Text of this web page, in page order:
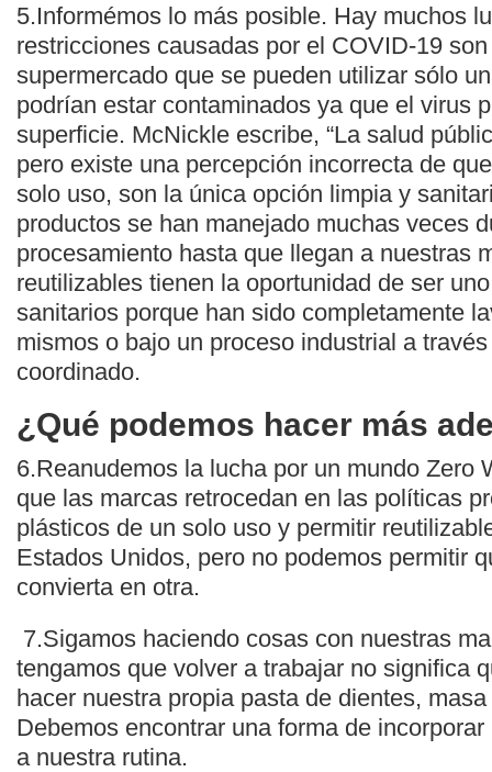
5.Informémos lo más posible. Hay muchos
restricciones causadas por el COVID-19
supermercado que se pueden utilizar sólo
podrían estar contaminados ya que el virus
superficie. McNickle escribe, “La salud
pero existe una percepción incorrecta de
solo uso, son la única opción limpia y
productos se han manejado muchas veces
procesamiento hasta que llegan a nuestras
reutilizables tienen la oportunidad de ser
sanitarios porque han sido completamente
mismos o bajo un proceso industrial a
coordinado.
¿Qué podemos hacer más
6.Reanudemos la lucha por un mundo Zero
que las marcas retrocedan en las políticas
plásticos de un solo uso y permitir
Estados Unidos, pero no podemos permitir
convierta en otra.
7.Sigamos haciendo cosas con nuestras
tengamos que volver a trabajar no significa
hacer nuestra propia pasta de dientes,
Debemos encontrar una forma de
a nuestra rutina.